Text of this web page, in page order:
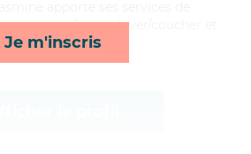
Je m'inscris
loisirs, lever/coucher et
de nuit*